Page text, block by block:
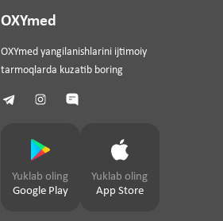
OXYmed
OXYmed yangilanishlarini ijtimoiy
tarmoqlarda kuzatib boring
Yuklab oling
Google Play
Yuklab oling
App Store